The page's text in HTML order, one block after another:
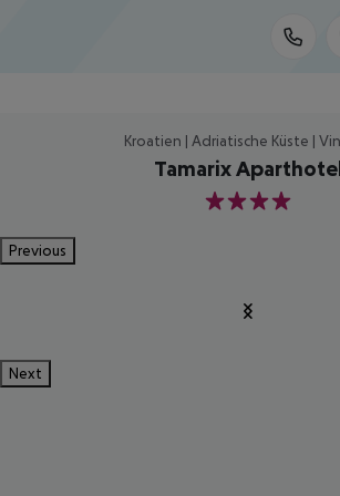
Kroatien | Adriatische Küste |
Tamarix
4
Previous
Next